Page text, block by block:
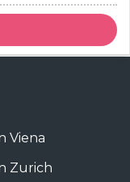
Viena
Zurich